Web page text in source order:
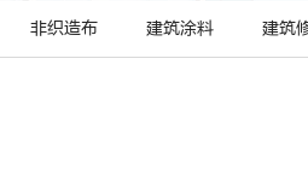
非织造布 建筑涂料 建筑